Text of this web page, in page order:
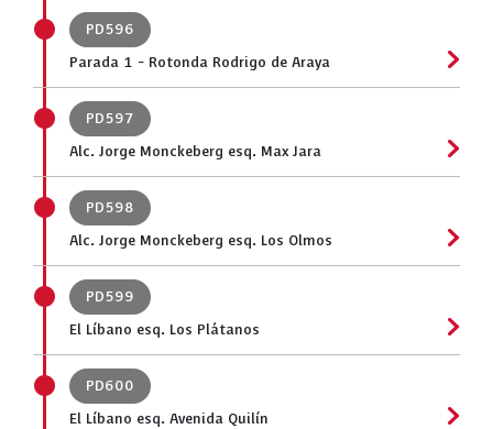
PD596
Parada 1 - Rotonda Rodrigo de Araya
PD597
Alc. Jorge Monckeberg esq. Max Jara
PD598
Alc. Jorge Monckeberg esq. Los Olmos
PD599
El Líbano esq. Los Plátanos
PD600
El Líbano esq. Avenida Quilín